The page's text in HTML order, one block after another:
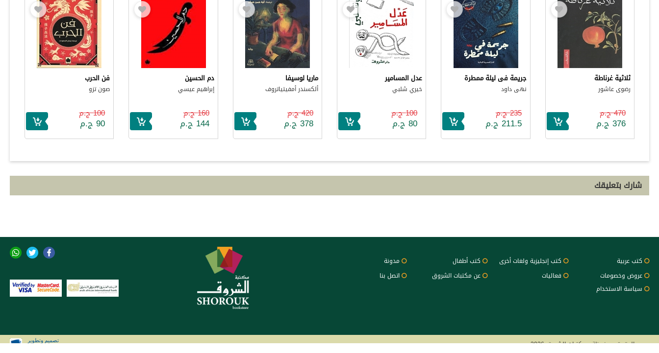
ثلاثية غرناطة
رضوى عاشور
470 ج.م
376 ج.م
جريمة فى ليلة ممطرة
نهى داود
235 ج.م
211.5 ج.م
عدل المسامير
خيري شلبي
100 ج.م
80 ج.م
ماريا لوسيفا
ألكسندر أمفيتياتروف
420 ج.م
378 ج.م
دم الحسين
إبراهيم عيسي
160 ج.م
144 ج.م
فن الحرب
صون تزو
100 ج.م
90 ج.م
شارك بتعليقك
كتب عربية كتب إنجليزية ولغات أخرى كتب أطفال
مدونة
عروض وخصومات
فعاليات عن مكتبات الشروق
اتصل بنا
سياسة الاستخدام
جميع الحقوق محفوظة - مكتبات الشروق 2026
تصميم وتطوير